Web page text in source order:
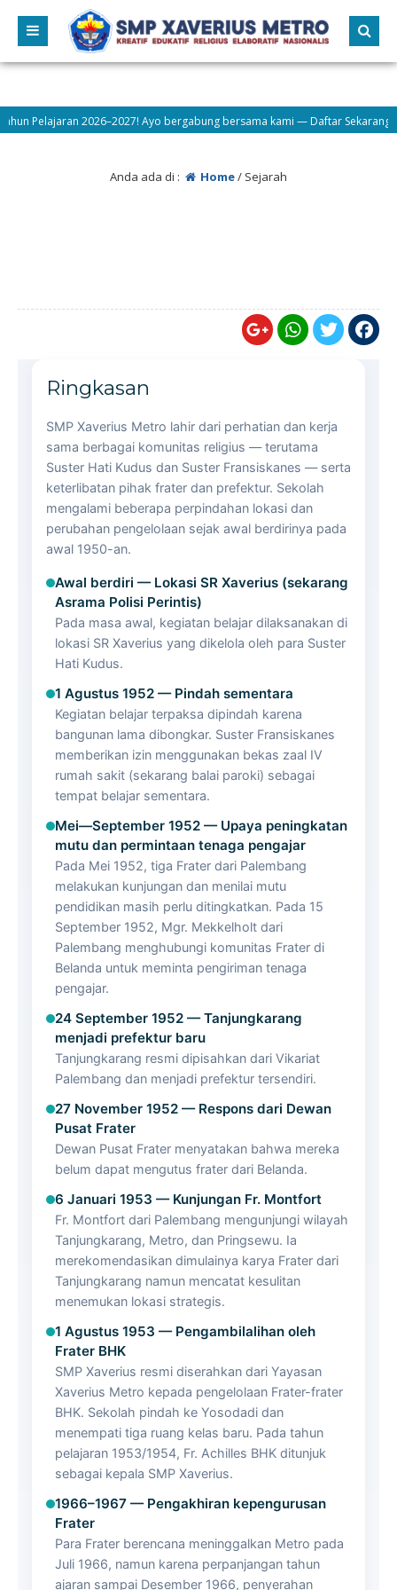
2026–2027! Ayo bergabung bersama kami — Daftar Sekarang |
Anda ada di : Home/ Sejarah
Ringkasan
SMP Xaverius Metro lahir dari perhatian dan kerja
sama berbagai komunitas religius — terutama
Suster Hati Kudus dan Suster Fransiskanes — serta
keterlibatan pihak frater dan prefektur. Sekolah
mengalami beberapa perpindahan lokasi dan
perubahan pengelolaan sejak awal berdirinya pada
awal 1950-an.
Awal berdiri — Lokasi SR Xaverius (sekarang
Asrama Polisi Perintis)
Pada masa awal, kegiatan belajar dilaksanakan di
lokasi SR Xaverius yang dikelola oleh para Suster
Hati Kudus.
1 Agustus 1952 — Pindah sementara
Kegiatan belajar terpaksa dipindah karena
bangunan lama dibongkar. Suster Fransiskanes
memberikan izin menggunakan bekas zaal IV
rumah sakit (sekarang balai paroki) sebagai
tempat belajar sementara.
Mei—September 1952 — Upaya peningkatan
mutu dan permintaan tenaga pengajar
Pada Mei 1952, tiga Frater dari Palembang
melakukan kunjungan dan menilai mutu
pendidikan masih perlu ditingkatkan. Pada 15
September 1952, Mgr. Mekkelholt dari
Palembang menghubungi komunitas Frater di
Belanda untuk meminta pengiriman tenaga
pengajar.
24 September 1952 — Tanjungkarang
menjadi prefektur baru
Tanjungkarang resmi dipisahkan dari Vikariat
Palembang dan menjadi prefektur tersendiri.
27 November 1952 — Respons dari Dewan
Pusat Frater
Dewan Pusat Frater menyatakan bahwa mereka
belum dapat mengutus frater dari Belanda.
6 Januari 1953 — Kunjungan Fr. Montfort
Fr. Montfort dari Palembang mengunjungi wilayah
Tanjungkarang, Metro, dan Pringsewu. Ia
merekomendasikan dimulainya karya Frater dari
Tanjungkarang namun mencatat kesulitan
menemukan lokasi strategis.
1 Agustus 1953 — Pengambilalihan oleh
Frater BHK
SMP Xaverius resmi diserahkan dari Yayasan
Xaverius Metro kepada pengelolaan Frater-frater
BHK. Sekolah pindah ke Yosodadi dan
menempati tiga ruang kelas baru. Pada tahun
pelajaran 1953/1954, Fr. Achilles BHK ditunjuk
sebagai kepala SMP Xaverius.
1966–1967 — Pengakhiran kepengurusan
Frater
Para Frater berencana meninggalkan Metro pada
Juli 1966, namun karena perpanjangan tahun
ajaran sampai Desember 1966, penyerahan